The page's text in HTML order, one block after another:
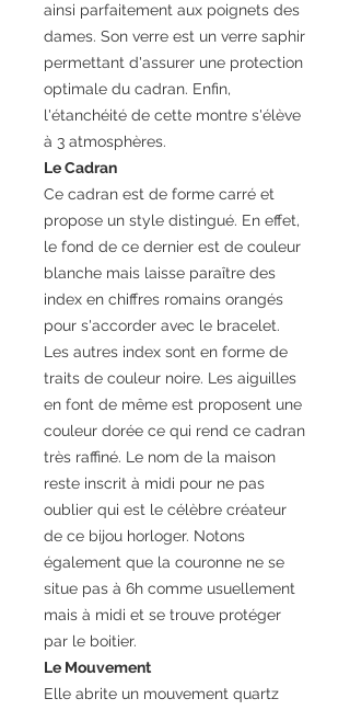
ainsi parfaitement aux poignets des
dames. Son verre est un verre saphir
permettant d'assurer une protection
optimale du cadran. Enfin,
l'étanchéité de cette montre s'élève
à 3 atmosphères.
Le Cadran
Ce cadran est de forme carré et
propose un style distingué. En effet,
le fond de ce dernier est de couleur
blanche mais laisse paraître des
index en chiffres romains orangés
pour s'accorder avec le bracelet.
Les autres index sont en forme de
traits de couleur noire. Les aiguilles
en font de même est proposent une
couleur dorée ce qui rend ce cadran
très raffiné. Le nom de la maison
reste inscrit à midi pour ne pas
oublier qui est le célèbre créateur
de ce bijou horloger. Notons
également que la couronne ne se
situe pas à 6h comme usuellement
mais à midi et se trouve protéger
par le boitier.
Le Mouvement
Elle abrite un mouvement quartz